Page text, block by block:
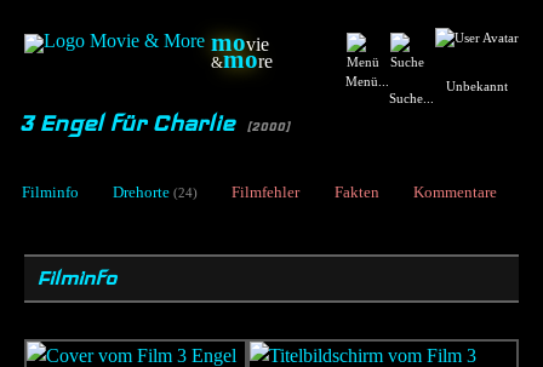
movie
&more
Menü...
Suche...
Unbekannt
3 Engel für Charlie [2000]
Filminfo Drehorte (24) Filmfehler Fakten Kommentare
Filminfo